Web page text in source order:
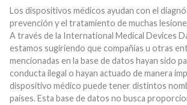
Los dispositivos médicos ayudan con el
prevención y el tratamiento de muchas
A través de la International Medical Devices
estamos sugiriendo que compañías u otras
mencionadas en la base de datos hayan sido
conducta ilegal o hayan actuado de manera
dispositivo médico puede tener distintos
países. Esta base de datos no busca